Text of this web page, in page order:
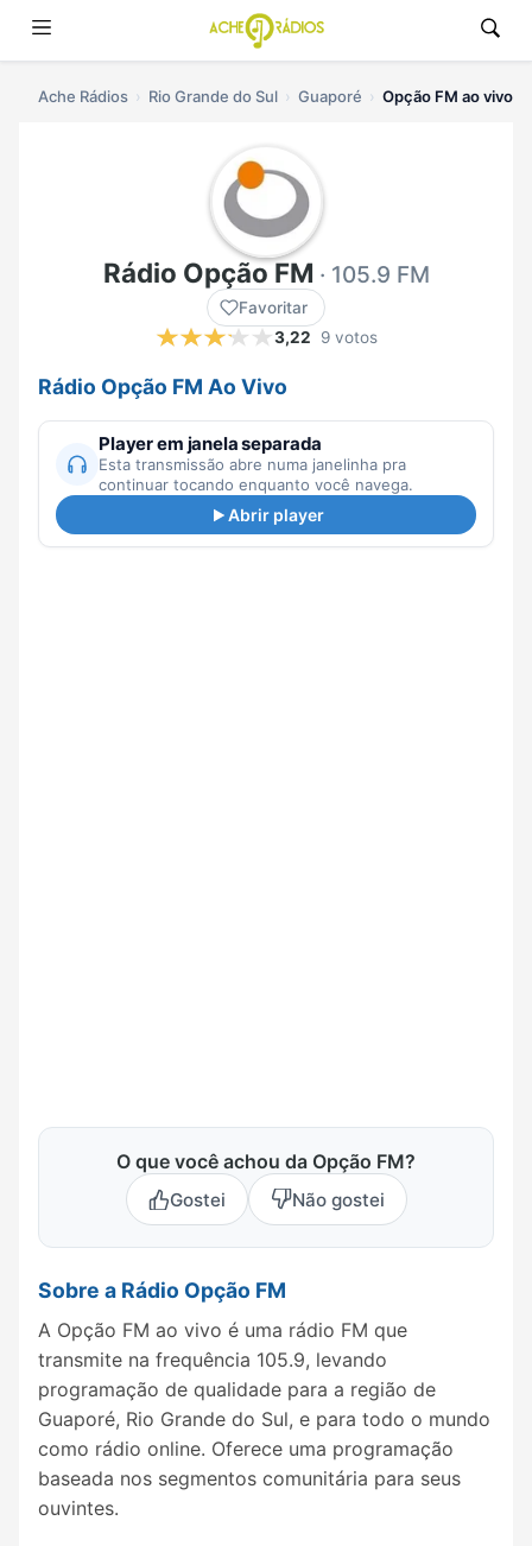
Ache Rádios Rio Grande do Sul Guaporé Opção FM ao vivo
Rádio Opção FM · 105.9 FM
Favoritar
3,22
9 votos
Rádio Opção FM Ao Vivo
Player em janela separada
Esta transmissão abre numa janelinha pra
continuar tocando enquanto você navega.
Abrir player
O que você achou da Opção FM?
Gostei Não gostei
Sobre a Rádio Opção FM
A Opção FM ao vivo é uma rádio FM que
transmite na frequência 105.9, levando
programação de qualidade para a região de
Guaporé, Rio Grande do Sul, e para todo o mundo
como rádio online. Oferece uma programação
baseada nos segmentos comunitária para seus
ouvintes.